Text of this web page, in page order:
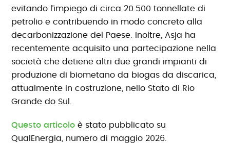
evitando l’impiego di circa 20.500 tonnellate di
petrolio e contribuendo in modo concreto alla
decarbonizzazione del Paese. Inoltre, Asja ha
recentemente acquisito una partecipazione nella
società che detiene altri due grandi impianti di
produzione di biometano da biogas da discarica,
attualmente in costruzione, nello Stato di Rio
Grande do Sul.
Questo articolo è stato pubblicato su
QualEnergia, numero di maggio 2026.